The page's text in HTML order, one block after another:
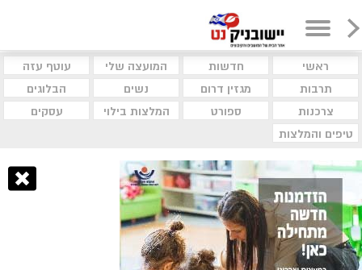
ראשי חדשות המועצה שלי
עוטף עזה
תרבות
מגזין דרום נשים
הבלוגים
צרכנות
ספורט המלצות בילוי
עסקים
טיפים והמלצות